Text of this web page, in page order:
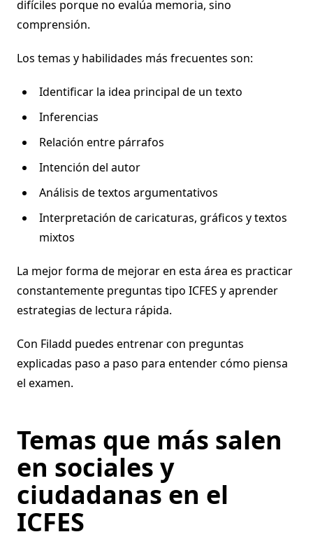
difíciles porque no evalúa memoria, sino
comprensión.
Los temas y habilidades más frecuentes son:
Identificar la idea principal de un texto
Inferencias
Relación entre párrafos
Intención del autor
Análisis de textos argumentativos
Interpretación de caricaturas, gráficos y textos
mixtos
La mejor forma de mejorar en esta área es practicar
constantemente preguntas tipo ICFES y aprender
estrategias de lectura rápida.
Con Filadd puedes entrenar con preguntas
explicadas paso a paso para entender cómo piensa
el examen.
Temas que más salen
en sociales y
ciudadanas en el
ICFES